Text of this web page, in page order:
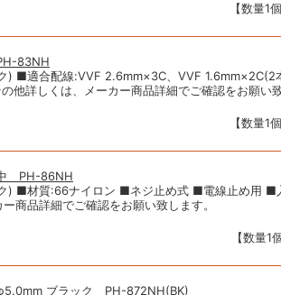
【数量1
83NH
) ■適合配線:VVF 2.6mm×3C、VVF
他詳しくは、メーカー商品詳細でご確認をお願い
【数量1
PH-86NH
) ■材質:66ナイロン ■ネジ止め式 ■電線止め用 ■
商品詳細でご確認をお願い致します。
【数量1
ブラック PH-872NH(BK)